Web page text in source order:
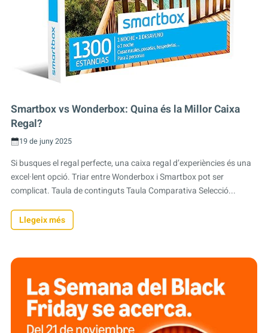
Smartbox vs Wonderbox: Quina és la Millor Caixa
Regal?
19 de juny 2025
Si busques el regal perfecte, una caixa regal d’experiències és una
excel·lent opció. Triar entre Wonderbox i Smartbox pot ser
complicat. Taula de continguts Taula Comparativa Selecció...
Llegeix més